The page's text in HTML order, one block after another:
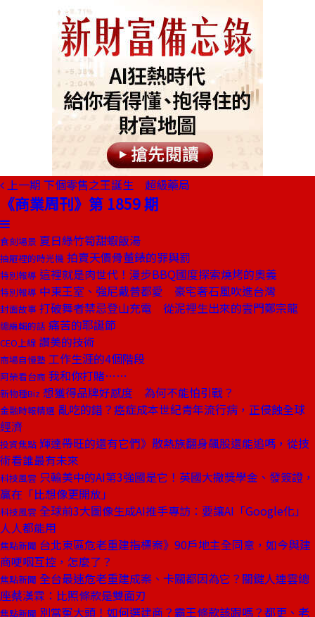
上一期 下個零售之王誕生 超級藥局
《商業周刊》第 1859 期
食刻場景 夏日綠竹筍甜蝦飯湯
抽屜裡的時光機 拍賣天價骨董錶的罪與罰
特別報導 這裡就是肉世代！漫步BBQ國度探索燒烤的奧義
特別報導 中東王室、強尼戴普都愛 豪宅奢石風吹進台灣
封面故事 打破舞者禁忌登山充電 從泥裡生出來的雲門鄭宗龍
總編輯的話 痛苦的耶誕節
CEO上線 讚美的技術
商場自慢塾 工作生涯的4個階段
阿榮看台商 我和你打賭……
新物種Biz 想獲得品牌好感度 為何不能怕引戰？
金融時報精選 亂吃的錯？癌症成本世紀青年流行病，正侵蝕全球
經濟
投資焦點 輝達帶旺的還有它們》散熱族翻身飆股還能追嗎，從技
術看誰最有未來
科技風雲 只輸美中的AI第3強國是它！英國大撒獎學金、發簽證，
贏在「比想像更開放」
科技風雲 全球前3大圖像生成AI推手專訪：要讓AI「Google化」
人人都能用
焦點新聞 台北東區危老重建指標案》90戶地主全同意，如今與建
商哽咽互控，怎麼了？
焦點新聞 全台最速危老重建成案、卡關都因為它？關鍵人連雲總
座蔡漢霖：比照條款是雙面刃
焦點新聞 別當冤大頭！如何選建商？霸王條款該跟嗎？都更、老